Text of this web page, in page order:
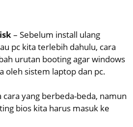
– Sebelum install ulang
pc kita terlebih dahulu, cara
urutan booting agar windows
oleh sistem laptop dan pc.
yang berbeda-beda, namun
bios kita harus masuk ke